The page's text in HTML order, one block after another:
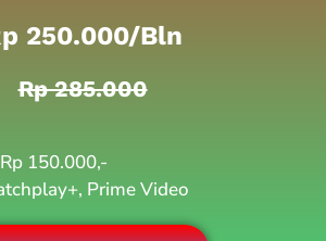
250.000/bln
Rp 285.000
150.000,-
Prime Video